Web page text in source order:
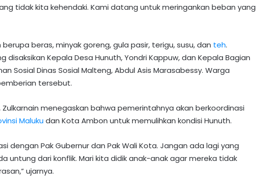
tidak kita kehendaki. Kami datang untuk meringankan beban yang
beras, minyak goreng, gula pasir, terigu, susu, dan teh.
disaksikan Kepala Desa Hunuth, Yondri Kappuw, dan Kepala Bagian
Sosial Dinas Sosial Malteng, Abdul Asis Marasabessy. Warga
tersebut.
menegaskan bahwa pemerintahnya akan berkoordinasi
Malukudan Kota Ambon untuk memulihkan kondisi Hunuth.
dengan Pak Gubernur dan Pak Wali Kota. Jangan ada lagi yang
untung dari konflik. Mari kita didik anak-anak agar mereka tidak
ujarnya.